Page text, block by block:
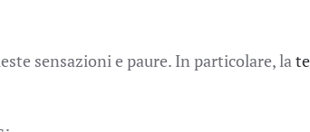
sensazioni e paure. In particolare, la